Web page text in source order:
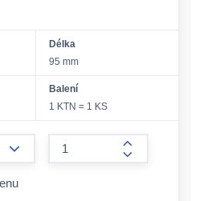
Délka
95 mm
Balení
1 KTN = 1 KS
form.increase-